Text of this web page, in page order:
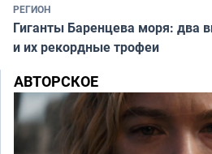
РЕГИОН
Гиганты Баренцева моря: два
и их рекордные трофеи
АВТОРСКОЕ